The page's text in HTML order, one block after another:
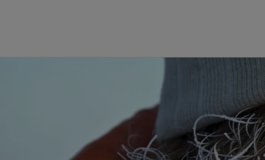
Die GORE‑TEX® Membran
GORE‑TEX® Produkte der
nächsten Generation